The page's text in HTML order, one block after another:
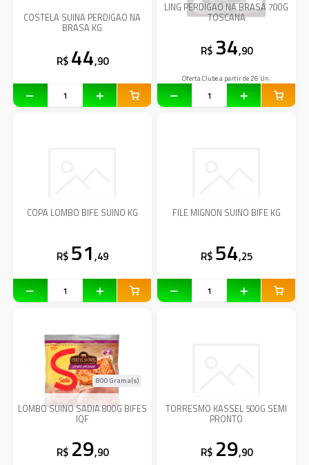
COSTELA SUINA PERDIGAO NA
BRASA KG
R$ 44,90
LING PERDIGAO NA BRASA 700G
TOSCANA
R$ 34,90
Oferta Clube a partir de 26 Un.
COPA LOMBO BIFE SUINO KG
R$ 51,49
FILE MIGNON SUINO BIFE KG
R$ 54,25
LOMBO SUINO SADIA 800G BIFES
IQF
800 Grama(s)
R$ 29,90
TORRESMO KASSEL 500G SEMI
PRONTO
R$ 29,90